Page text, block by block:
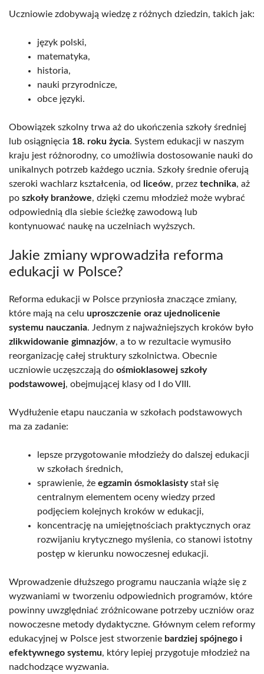
Uczniowie zdobywają wiedzę z różnych dziedzin, takich jak:
język polski,
matematyka,
historia,
nauki przyrodnicze,
obce języki.
Obowiązek szkolny trwa aż do ukończenia szkoły średniej
lub osiągnięcia 18. roku życia. System edukacji w naszym
kraju jest różnorodny, co umożliwia dostosowanie nauki do
unikalnych potrzeb każdego ucznia. Szkoły średnie oferują
szeroki wachlarz kształcenia, od
liceów, przez technika, aż
po szkoły branżowe, dzięki czemu młodzież może wybrać
odpowiednią dla siebie ścieżkę zawodową lub
kontynuować naukę na uczelniach wyższych.
Jakie zmiany wprowadziła reforma
edukacji w Polsce?
Reforma edukacji w Polsce przyniosła znaczące zmiany,
które mają na celu uproszczenie oraz ujednolicenie
systemu nauczania. Jednym z najważniejszych kroków było
zlikwidowanie gimnazjów, a to w rezultacie wymusiło
reorganizację całej struktury szkolnictwa. Obecnie
uczniowie uczęszczają do ośmioklasowej szkoły
podstawowej, obejmującej klasy od I do VIII.
Wydłużenie etapu nauczania w szkołach podstawowych
ma za zadanie:
lepsze przygotowanie młodzieży do dalszej edukacji
w szkołach średnich,
sprawienie, że egzamin ósmoklasistystał się
centralnym elementem oceny wiedzy przed
podjęciem kolejnych kroków w edukacji,
koncentrację na umiejętnościach praktycznych oraz
rozwijaniu krytycznego myślenia, co stanowi istotny
postęp w kierunku nowoczesnej edukacji.
Wprowadzenie dłuższego programu nauczania wiąże się z
wyzwaniami w tworzeniu odpowiednich programów, które
powinny uwzględniać zróżnicowane potrzeby uczniów oraz
nowoczesne metody dydaktyczne. Głównym celem reformy
edukacyjnej w Polsce jest stworzenie bardziej spójnego i
efektywnego systemu, który lepiej przygotuje młodzież na
nadchodzące wyzwania.